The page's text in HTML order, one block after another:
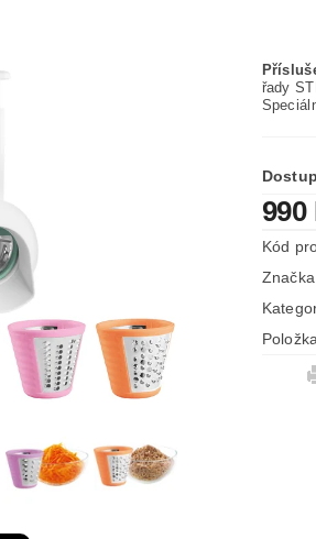
řady
990
Kód
Značka